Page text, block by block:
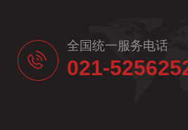
全国统一服务电话
021-